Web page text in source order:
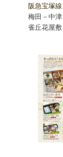
阪急宝塚線
梅田 － 中津
雀丘花屋敷